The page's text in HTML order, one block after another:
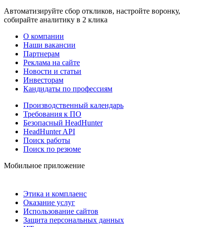
Автоматизируйте сбор откликов, настройте воронку,
собирайте аналитику в 2 клика
О компании
Наши вакансии
Партнерам
Реклама на сайте
Новости и статьи
Инвесторам
Кандидаты по профессиям
Производственный календарь
Требования к ПО
Безопасный HeadHunter
HeadHunter API
Поиск работы
Поиск по резюме
Мобильное приложение
Этика и комплаенс
Оказание услуг
Использование сайтов
Защита персональных данных